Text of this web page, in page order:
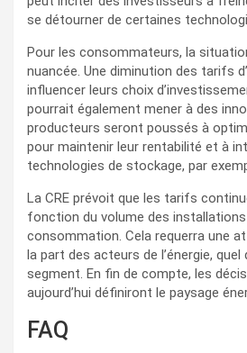
se détourner de certaines
Pour les consommateurs, la
nuancée. Une diminution des tarifs
influencer leurs choix
pourrait également mener à des
producteurs seront poussés à
pour maintenir leur rentabilité et à
technologies de stockage, par
La CRE prévoit que les tarifs
fonction du volume des
consommation. Cela requerra une
la part des acteurs de l’énergie,
segment. En fin de compte, les
aujourd’hui définiront le paysage
FAQ